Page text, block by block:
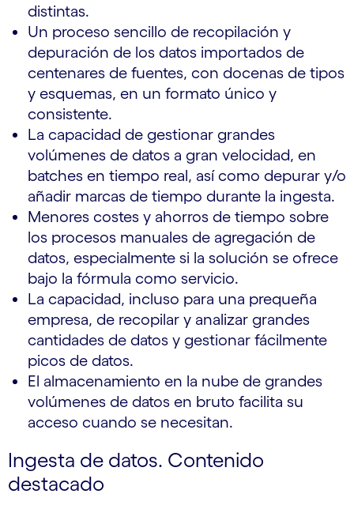
distintas.
Un proceso sencillo de recopilación y
depuración de los datos importados de
centenares de fuentes, con docenas de tipos
y esquemas, en un formato único y
consistente.
La capacidad de gestionar grandes
volúmenes de datos a gran velocidad, en
batches en tiempo real, así como depurar y/o
añadir marcas de tiempo durante la ingesta.
Menores costes y ahorros de tiempo sobre
los procesos manuales de agregación de
datos, especialmente si la solución se ofrece
bajo la fórmula como servicio.
La capacidad, incluso para una prequeña
empresa, de recopilar y analizar grandes
cantidades de datos y gestionar fácilmente
picos de datos.
El almacenamiento en la nube de grandes
volúmenes de datos en bruto facilita su
acceso cuando se necesitan.
Ingesta de datos. Contenido
destacado